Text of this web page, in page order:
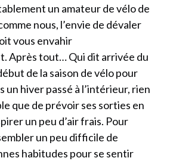
un amateur de vélo de
nous, l’envie de dévaler
vous envahir
Après tout… Qui dit arrivée du
de la saison de vélo pour
un hiver passé à l’intérieur, rien
que de prévoir ses sorties en
un peu d’air frais. Pour
un peu difficile de
habitudes pour se sentir